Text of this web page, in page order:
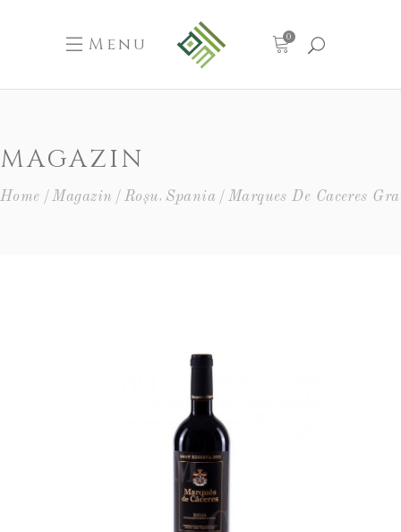
Menu 0
MAGAZIN
Home Magazin Roșu, Spania Marques De Caceres